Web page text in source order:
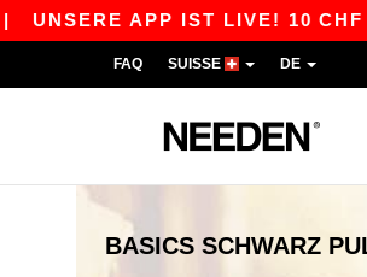
APP IST LIVE! 10 CHF
FAQ SUISSE DE
BASICS SCHWARZ